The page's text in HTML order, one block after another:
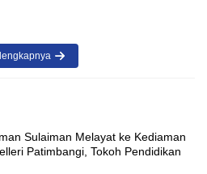
Sulaiman Melayat ke Kediaman
Patimbangi, Tokoh Pendidikan